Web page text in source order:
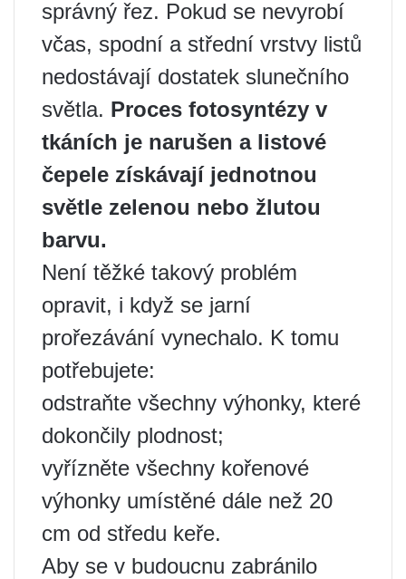
správný řez. Pokud se nevyrobí
včas, spodní a střední vrstvy listů
nedostávají dostatek slunečního
světla. Proces fotosyntézy v
tkáních je narušen a listové
čepele získávají jednotnou
světle zelenou nebo žlutou
barvu.
Není těžké takový problém
opravit, i když se jarní
prořezávání vynechalo. K tomu
potřebujete:
odstraňte všechny výhonky, které
dokončily plodnost;
vyřízněte všechny kořenové
výhonky umístěné dále než 20
cm od středu keře.
Aby se v budoucnu zabránilo